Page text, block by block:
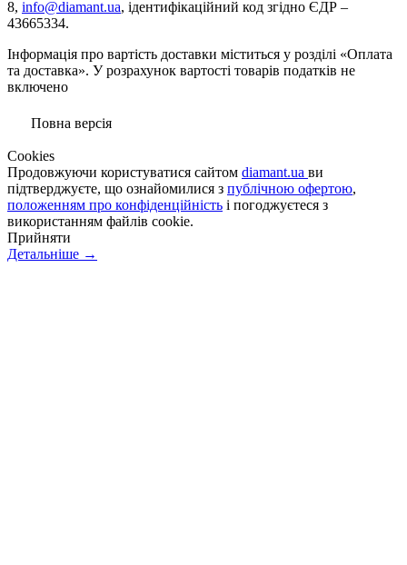
8, info@diamant.ua, ідентифікаційний код згідно ЄДР –
43665334.
Інформація про вартість доставки міститься у розділі «Оплата
та доставка». У розрахунок вартості товарів податків не
включено
Повна версія
Сookies
Продовжуючи користуватися сайтом diamant.ua ви
підтверджуєте, що ознайомилися з публічною офертою,
положенням про конфіденційність і погоджуєтеся з
використанням файлів cookie.
Прийняти
Детальніше →